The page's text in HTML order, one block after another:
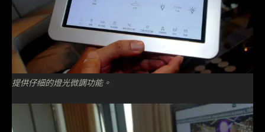
提供仔細的燈光微調功能。